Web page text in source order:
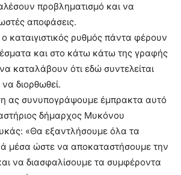
προβληματισμό και να
αποφάσεις.
καταιγιστικός ρυθμός πάντα φέρουν
και στο κάτω κάτω της γραφής
καταλάβουν ότι εδώ συντελείται
διορθωθεί.
ας συνυπογράψουμε έμπρακτα αυτό
δήμαρχος Μυκόνου
«Θα εξαντλήσουμε όλα τα
μέσα ώστε να αποκαταστήσουμε την
να διασφαλίσουμε τα συμφέροντα